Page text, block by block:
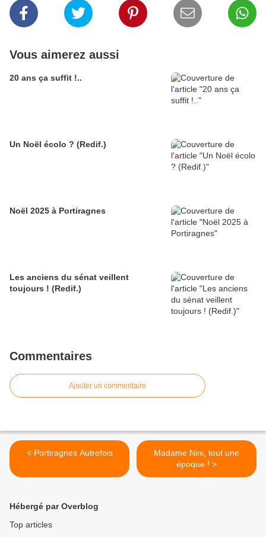
Vous aimerez aussi
20 ans ça suffit !..
Un Noël écolo ? (Redif.)
Noël 2025 à Portiragnes
Les anciens du sénat veillent
toujours ! (Redif.)
Commentaires
Ajouter un commentaire
< Portiragnes Autrefois
Madame Nini, tout une
époque ! >
Hébergé par Overblog
Top articles